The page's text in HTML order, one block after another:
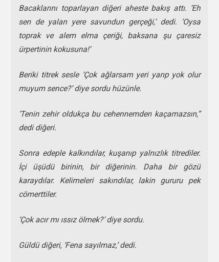
Bacaklarını toparlayan diğeri aheste bakış attı. ‘Eh
sen de yalan yere savundun gerçeği,’ dedi. ‘Oysa
toprak ve alem elma çeriği, baksana şu çaresiz
ürpertinin kokusuna!’
Beriki titrek sesle ‘Çok ağlarsam yeri yarıp yok olur
muyum sence?’ diye sordu hüzünle.
‘Tenin zehir oldukça bu cehennemden kaçamazsın,”
dedi diğeri.
Sonra edeple kalkındılar, kuşanıp yalnızlık titrediler.
İçi üşüdü birinin, bir diğerinin. Daha bir gözü
karaydılar. Kelimeleri sakındılar, lakin gururu pek
cömerttiler.
‘Çok acır mı ıssız ölmek?’ diye sordu.
Güldü diğeri, ‘Fena sayılmaz,’ dedi.